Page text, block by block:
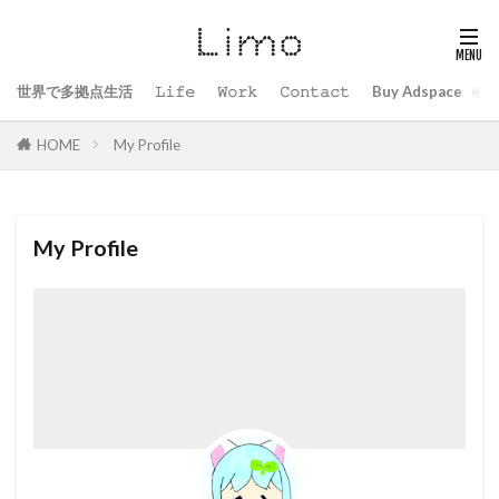
世界で多拠点生活 𝙻𝚒𝚏𝚎 𝚆𝚘𝚛𝚔 𝙲𝚘𝚗𝚝𝚊𝚌𝚝 Buy Adspace
HOME My Profile
My Profile